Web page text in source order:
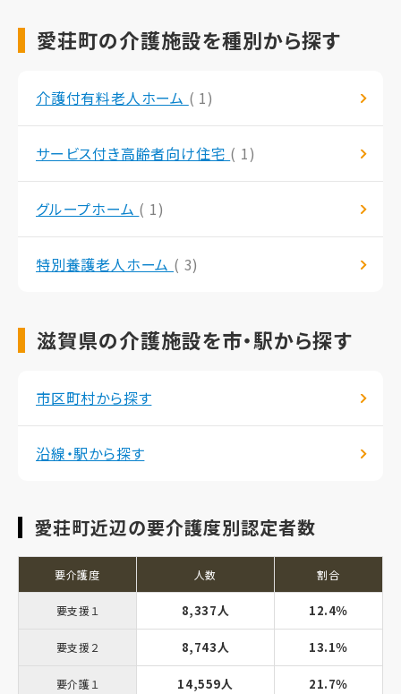
愛荘町の介護施設を種別から探す
介護付有料老人ホーム ( 1)
サービス付き高齢者向け住宅 ( 1)
グループホーム ( 1)
特別養護老人ホーム ( 3)
滋賀県の介護施設を市・駅から探す
市区町村から探す
沿線・駅から探す
愛荘町近辺の要介護度別認定者数
要介護度 人数 割合
要支援１ 8,337人 12.4％
要支援２ 8,743人 13.1％
要介護１ 14,559人 21.7％